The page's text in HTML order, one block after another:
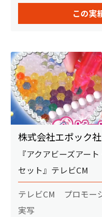
この実
株式会社エポック
『アクアビーズアー
セット』テレビCM
テレビCM プロモー
実写